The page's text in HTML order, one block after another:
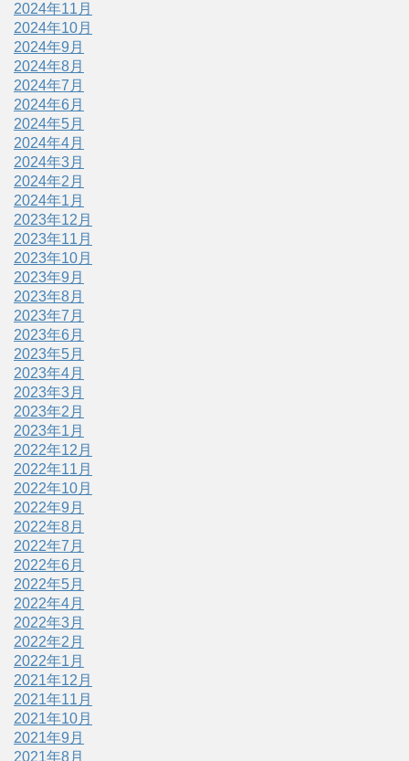
2024年11月
2024年10月
2024年9月
2024年8月
2024年7月
2024年6月
2024年5月
2024年4月
2024年3月
2024年2月
2024年1月
2023年12月
2023年11月
2023年10月
2023年9月
2023年8月
2023年7月
2023年6月
2023年5月
2023年4月
2023年3月
2023年2月
2023年1月
2022年12月
2022年11月
2022年10月
2022年9月
2022年8月
2022年7月
2022年6月
2022年5月
2022年4月
2022年3月
2022年2月
2022年1月
2021年12月
2021年11月
2021年10月
2021年9月
2021年8月